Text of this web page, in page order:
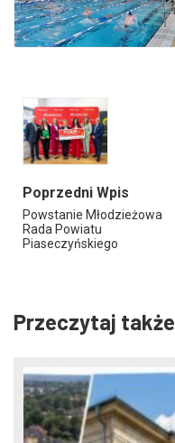
Poprzedni Wpis
Powstanie Młodzieżowa
Rada Powiatu
Piaseczyńskiego
Przeczytaj także